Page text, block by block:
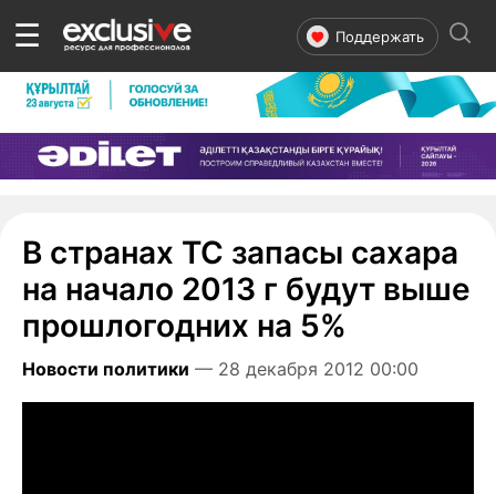
☰ Поддержать
В странах ТС запасы сахара
на начало 2013 г будут выше
прошлогодних на 5%
Новости политики — 28 декабря 2012 00:00